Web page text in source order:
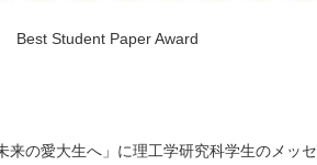
Best Student Paper Award
来の愛大生へ」に理工学研究科学生のメッセ